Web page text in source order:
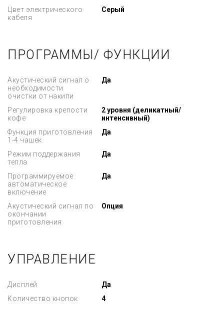
Цвет электрического
кабеля
Серый
ПРОГРАММЫ/ ФУНКЦИИ
Акустический сигнал о
необходимости
очистки от накипи
Да
Регулировка крепости
кофе
2 уровня (деликатный/
интенсивный)
Функция приготовления
1-4 чашек
Да
Режим поддержания
тепла
Да
Программируемое
автоматическое
включение
Да
Акустический сигнал по
окончании
приготовления
Опция
УПРАВЛЕНИЕ
Дисплей
Да
Количество кнопок
4